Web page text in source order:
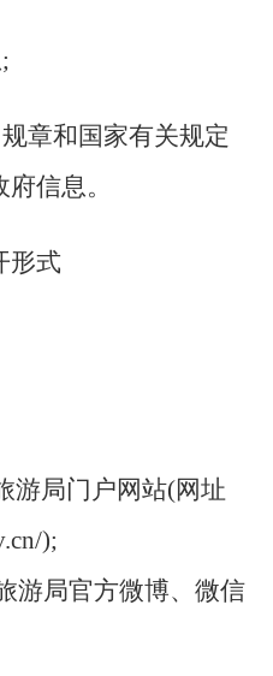
章和国家有关规定
信息。
形式
游局门户网站(网址
);
局官方微博、微信